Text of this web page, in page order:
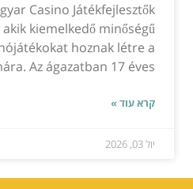
Casino Játékfejlesztők
kiemelkedő minőségű
hoznak létre a
Az ágazatban 17 éves...
קרא עוד »
יול 03, 2026